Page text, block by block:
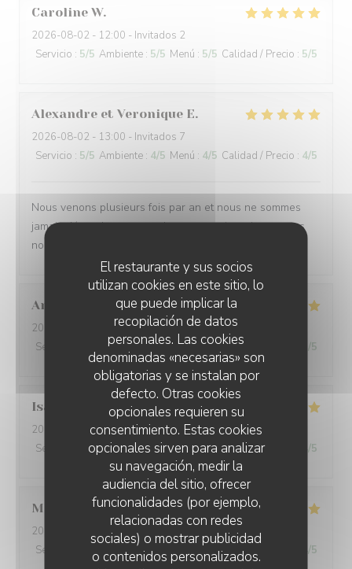
El restaurante y sus socios
utilizan cookies en este sitio, lo
que puede implicar la
recopilación de datos
personales. Las cookies
denominadas «necesarias» son
obligatorias y se instalan por
defecto. Otras cookies
opcionales requieren su
consentimiento. Estas cookies
opcionales sirven para analizar
su navegación, medir la
audiencia del sitio, ofrecer
funcionalidades (por ejemplo,
relacionadas con redes
sociales) o mostrar publicidad
o contenidos personalizados.
Caroline W
2026-08-02 - 12:00 - Invitados 2
Servicio : 5/5 Ambiente : 5/5 Menú : 5/5 Calidad / Precio : 5/5
Alexandre et Veronique E
2026-08-02 - 13:00 - Invitados 7
Servicio : 5/5 Ambiente : 4/5 Menú : 4/5 Calidad / Precio : 4/5
Nous venons plusieurs fois par an et nous ne sommes
jamais déçus. Le personnel est aux petits soins et nous
nous régalons. A renouveler
Anouk
2026-08-02
- 13:00 - Invitados 3
Servicio
Ambiente : 5/5 Menú: 5/5 Calidad / Precio /5
Isabelle
2026-08-01 - 19:00 - Invitados 3
Servicio
/5 Ambiente: 4/5 Menú: 4/5 Calidad / Precio /5
Mathéo D
2026-07-31
- 18:30 - Invitados 2
Servicio
Ambiente : 5 Menú 5 Calidad / Precio /5
L'AILE ET LA CUISSE